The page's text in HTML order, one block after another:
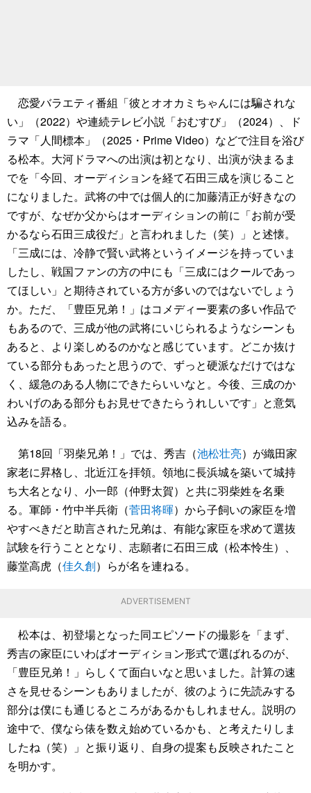
恋愛バラエティ番組「彼とオオカミちゃんには騙されな
い」（2022）や連続テレビ小説「おむすび」（2024）、ド
ラマ「人間標本」（2025・Prime Video）などで注目を浴び
る松本。大河ドラマへの出演は初となり、出演が決まるま
でを「今回、オーディションを経て石田三成を演じること
になりました。武将の中では個人的に加藤清正が好きなの
ですが、なぜか父からはオーディションの前に「お前が受
かるなら石田三成役だ」と言われました（笑）」と述懐。
「三成には、冷静で賢い武将というイメージを持っていま
したし、戦国ファンの方の中にも「三成にはクールであっ
てほしい」と期待されている方が多いのではないでしょう
か。ただ、「豊臣兄弟！」はコメディー要素の多い作品で
もあるので、三成が他の武将にいじられるようなシーンも
あると、より楽しめるのかなと感じています。どこか抜け
ている部分もあったと思うので、ずっと硬派なだけではな
く、緩急のある人物にできたらいいなと。今後、三成のか
わいげのある部分もお見せできたらうれしいです」と意気
込みを語る。
第18回「羽柴兄弟！」では、秀吉（池松壮亮）が織田家
家老に昇格し、北近江を拝領。領地に長浜城を築いて城持
ち大名となり、小一郎（仲野太賀）と共に羽柴姓を名乗
る。軍師・竹中半兵衛（菅田将暉）から子飼いの家臣を増
やすべきだと助言された兄弟は、有能な家臣を求めて選抜
試験を行うこととなり、志願者に石田三成（松本怜生）、
藤堂高虎（佳久創）らが名を連ねる。
ADVERTISEMENT
松本は、初登場となった同エピソードの撮影を「まず、
秀吉の家臣にいわばオーディション形式で選ばれるのが、
「豊臣兄弟！」らしくて面白いなと思いました。計算の速
さを見せるシーンもありましたが、彼のように先読みする
部分は僕にも通じるところがあるかもしれません。説明の
途中で、僕なら俵を数え始めているかも、と考えたりしま
したね（笑）」と振り返り、自身の提案も反映されたこと
を明かす。